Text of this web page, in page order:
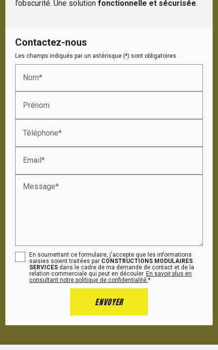
l’obscurité. Une solutionfonctionnelle et sécurisée.
Contactez-nous
Les champs indiqués par un astérisque (*) sont obligatoires
Nom*
Prénom
Téléphone*
Email*
Message*
En soumettant ce formulaire, j'accepte que les informations
saisies soient traitées par CONSTRUCTIONS MODULAIRES
SERVICES dans le cadre de ma demande de contact et de la
relation commerciale qui peut en découler.En savoir plus en
consultant notre politique de confidentialité.*